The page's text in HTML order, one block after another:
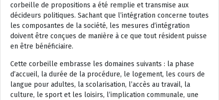
corbeille de propositions a été remplie et transmise aux
décideurs politiques. Sachant que l’intégration concerne toutes
les composantes de la société, les mesures d’intégration
doivent être conçues de manière à ce que tout résident puisse
en être bénéficiaire.
Cette corbeille embrasse les domaines suivants : la phase
d’accueil, la durée de la procédure, le logement, les cours de
langue pour adultes, la scolarisation, l’accès au travail, la
culture, le sport et les loisirs, l’implication communale, une